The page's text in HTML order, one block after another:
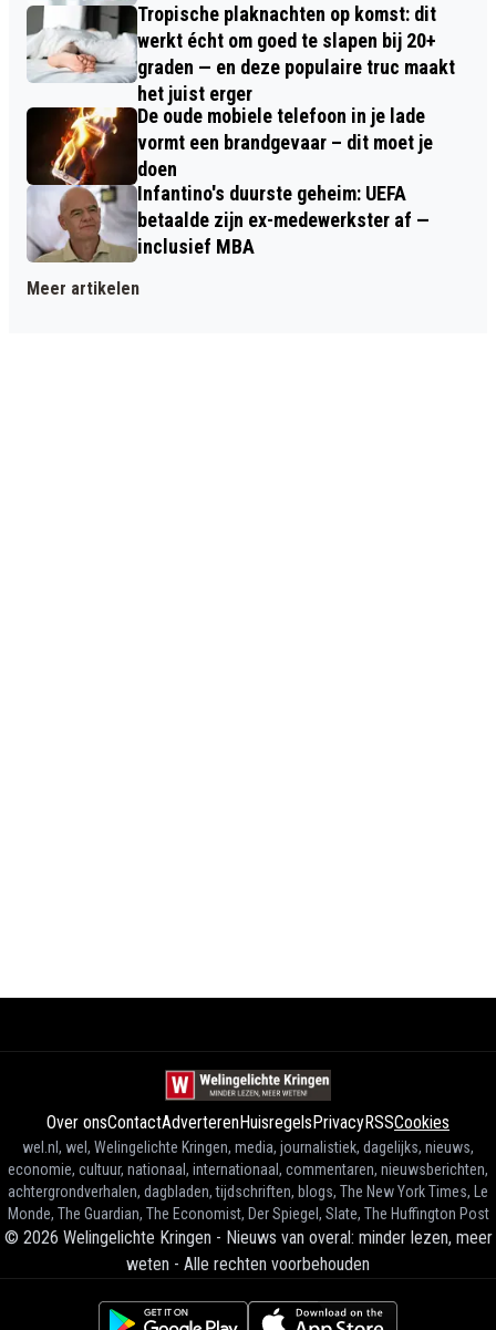
Tropische plaknachten op komst: dit
werkt écht om goed te slapen bij 20+
graden — en deze populaire truc maakt
het juist erger
De oude mobiele telefoon in je lade
vormt een brandgevaar – dit moet je
doen
Infantino's duurste geheim: UEFA
betaalde zijn ex-medewerkster af —
inclusief MBA
Meer artikelen
Over onsContactAdverterenHuisregelsPrivacyRSSCookies
wel.nl, wel, Welingelichte Kringen, media, journalistiek, dagelijks, nieuws,
economie, cultuur, nationaal, internationaal, commentaren, nieuwsberichten,
achtergrondverhalen, dagbladen, tijdschriften, blogs, The New York Times, Le
Monde, The Guardian, The Economist, Der Spiegel, Slate, The Huffington Post
© 2026 Welingelichte Kringen - Nieuws van overal: minder lezen, meer
weten - Alle rechten voorbehouden